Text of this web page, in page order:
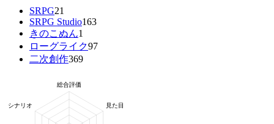
SRPG21
SRPG Studio163
きのこぬん1
ローグライク97
二次創作369